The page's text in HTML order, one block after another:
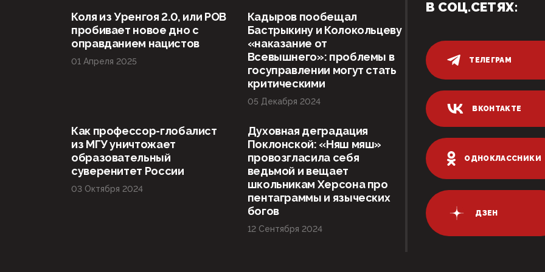
Коля из Уренгоя 2.0, или РОВ
пробивает новое дно с
оправданием нацистов
01 Апреля 2025
Кадыров пообещал
Бастрыкину и Колокольцеву
«наказание от
Всевышнего»: проблемы в
госуправлении могут стать
критическими
05 Декабря 2024
Как профессор-глобалист
из МГУ уничтожает
образовательный
суверенитет России
03 Октября 2024
Духовная деградация
Поклонской: «Няш мяш»
провозгласила себя
ведьмой и вещает
школьникам Херсона про
пентаграммы и языческих
богов
12 Сентября 2024
В СОЦ.СЕТЯХ:
ТЕЛЕГРАМ
ВКОНТАКТЕ
ОДНОКЛАССНИКИ
ДЗЕН